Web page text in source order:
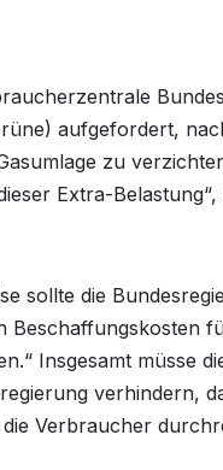
aufgefordert,
zu
Extra-
sollte die
Beschaffungskosten
Insgesamt müsse
verhindern,
Verbraucher